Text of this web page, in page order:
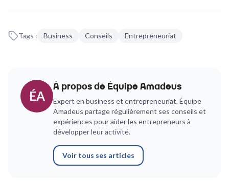
Tags : Business Conseils Entrepreneuriat
ÉA
À propos de Équipe Amadeus
Expert en business et entrepreneuriat, Équipe
Amadeus partage régulièrement ses conseils et
expériences pour aider les entrepreneurs à
développer leur activité.
Voir tous ses articles